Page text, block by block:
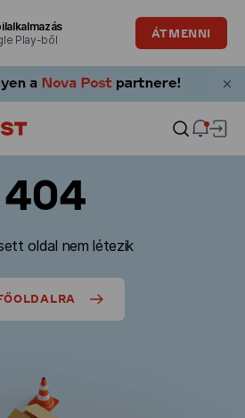
Play-ből
ÁTMENNI
404
oldal nem létezik